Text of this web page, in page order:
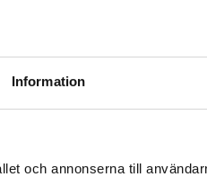
Information
och annonserna till
i
berätta om